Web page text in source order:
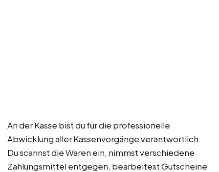
An der Kasse bist du für die professionelle
Abwicklung aller Kassenvorgänge verantwortlich.
Du scannst die Waren ein, nimmst verschiedene
Zahlungsmittel entgegen, bearbeitest Gutscheine